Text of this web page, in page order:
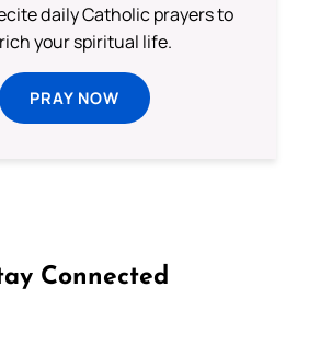
daily Catholic prayers to
your spiritual life.
PRAY NOW
Connected